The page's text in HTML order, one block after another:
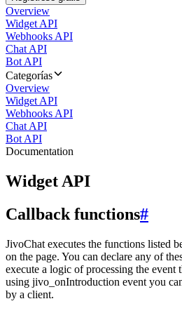
Overview
Widget API
Webhooks API
Chat API
Bot API
Categorías
Overview
Widget API
Webhooks API
Chat API
Bot API
Documentation
Widget API
Callback functions#
JivoChat executes the functions listed
on the page. You can declare any of
execute a logic of processing the event
using jivo_onIntroduction event you
by a client.